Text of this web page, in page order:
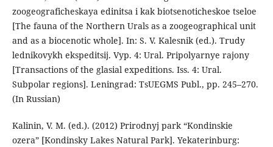
zoogeograficheskaya edinitsa i kak biotsenoticheskoe tseloe
[The fauna of the Northern Urals as a zoogeographical unit
and as a biocenotic whole]. In: S. V. Kalesnik (ed.). Trudy
lednikovykh ekspeditsij. Vyp. 4: Ural. Pripolyarnye rajony
[Transactions of the glasial expeditions. Iss. 4: Ural.
Subpolar regions]. Leningrad: TsUEGMS Publ., pp. 245–270.
(In Russian)
Kalinin, V. M. (ed.). (2012) Prirodnyj park “Kondinskie
ozera” [Kondinsky Lakes Natural Park]. Yekaterinburg: